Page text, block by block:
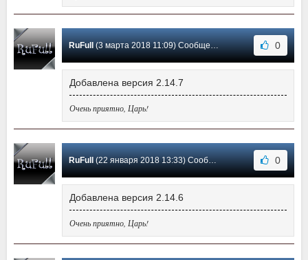
RuFull(3 марта 2018 11:09) Сообщение #43 0
Добавлена версия 2.14.7
Очень приятно, Царь!
RuFull(22 января 2018 13:33) Сообщение #42 0
Добавлена версия 2.14.6
Очень приятно, Царь!